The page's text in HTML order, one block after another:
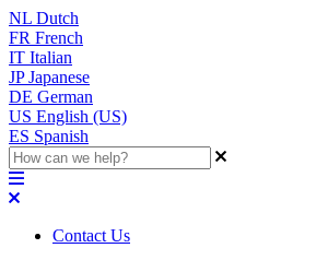
NL Dutch
FR French
IT Italian
JP Japanese
DE German
US English (US)
ES Spanish
Contact Us